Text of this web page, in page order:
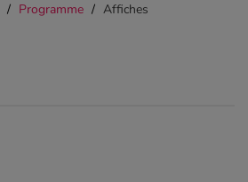
Programme Affiches